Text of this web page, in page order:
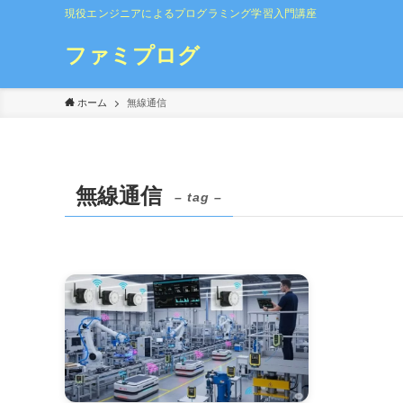
現役エンジニアによるプログラミング学習入門講座
ファミプログ
ホーム 無線通信
無線通信 – tag –